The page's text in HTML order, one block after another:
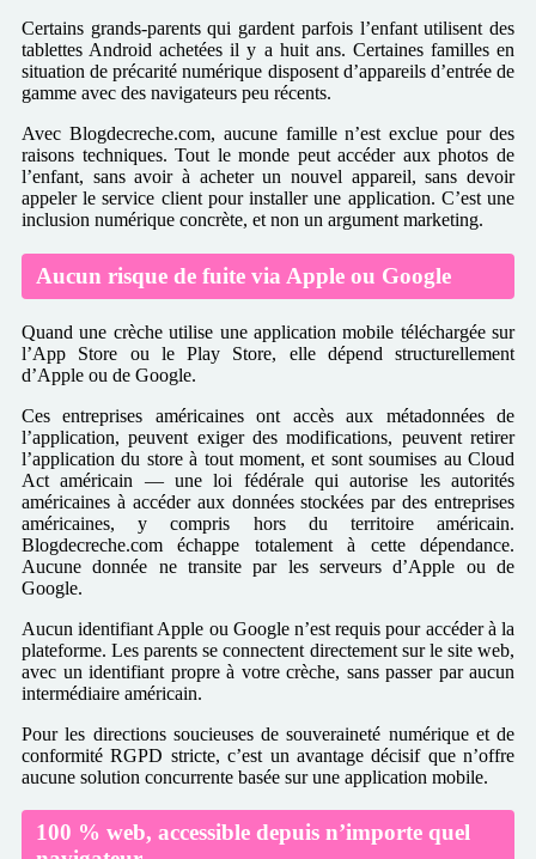
Certains grands-parents qui gardent parfois l’enfant utilisent des
tablettes Android achetées il y a huit ans. Certaines familles en
situation de précarité numérique disposent d’appareils d’entrée de
gamme avec des navigateurs peu récents.
Avec Blogdecreche.com, aucune famille n’est exclue pour des
raisons techniques. Tout le monde peut accéder aux photos de
l’enfant, sans avoir à acheter un nouvel appareil, sans devoir
appeler le service client pour installer une application. C’est une
inclusion numérique concrète, et non un argument marketing.
Aucun risque de fuite via Apple ou Google
Quand une crèche utilise une application mobile téléchargée sur
l’App Store ou le Play Store, elle dépend structurellement
d’Apple ou de Google.
Ces entreprises américaines ont accès aux métadonnées de
l’application, peuvent exiger des modifications, peuvent retirer
l’application du store à tout moment, et sont soumises au Cloud
Act américain — une loi fédérale qui autorise les autorités
américaines à accéder aux données stockées par des entreprises
américaines, y compris hors du territoire américain.
Blogdecreche.com échappe totalement à cette dépendance.
Aucune donnée ne transite par les serveurs d’Apple ou de
Google.
Aucun identifiant Apple ou Google n’est requis pour accéder à la
plateforme. Les parents se connectent directement sur le site web,
avec un identifiant propre à votre crèche, sans passer par aucun
intermédiaire américain.
Pour les directions soucieuses de souveraineté numérique et de
conformité RGPD stricte, c’est un avantage décisif que n’offre
aucune solution concurrente basée sur une application mobile.
100 % web, accessible depuis n’importe quel